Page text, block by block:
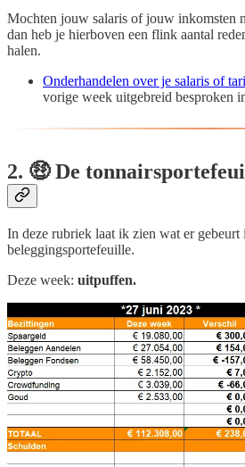
Mochten jouw salaris of jouw inkomsten
dan heb je hierboven een flink aantal
halen.
Onderhandelen over je salaris of
vorige week uitgebreid besproken
2. 🤑 De
In deze rubriek laat ik zien wat er gebeurt
beleggingsportefeuille.
Deze week: uitpuffen.